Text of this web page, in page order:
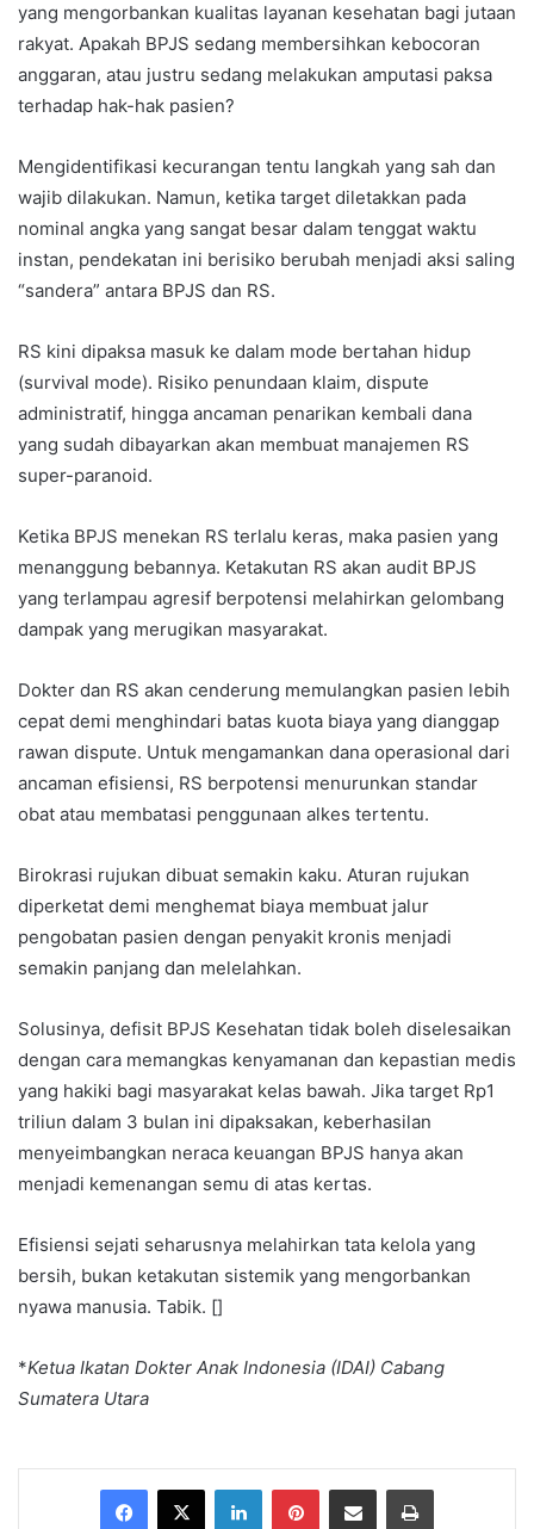
yang mengorbankan kualitas layanan kesehatan bagi jutaan
rakyat. Apakah BPJS sedang membersihkan kebocoran
anggaran, atau justru sedang melakukan amputasi paksa
terhadap hak-hak pasien?
Mengidentifikasi kecurangan tentu langkah yang sah dan
wajib dilakukan. Namun, ketika target diletakkan pada
nominal angka yang sangat besar dalam tenggat waktu
instan, pendekatan ini berisiko berubah menjadi aksi saling
“sandera” antara BPJS dan RS.
RS kini dipaksa masuk ke dalam mode bertahan hidup
(survival mode). Risiko penundaan klaim, dispute
administratif, hingga ancaman penarikan kembali dana
yang sudah dibayarkan akan membuat manajemen RS
super-paranoid.
Ketika BPJS menekan RS terlalu keras, maka pasien yang
menanggung bebannya. Ketakutan RS akan audit BPJS
yang terlampau agresif berpotensi melahirkan gelombang
dampak yang merugikan masyarakat.
Dokter dan RS akan cenderung memulangkan pasien lebih
cepat demi menghindari batas kuota biaya yang dianggap
rawan dispute. Untuk mengamankan dana operasional dari
ancaman efisiensi, RS berpotensi menurunkan standar
obat atau membatasi penggunaan alkes tertentu.
Birokrasi rujukan dibuat semakin kaku. Aturan rujukan
diperketat demi menghemat biaya membuat jalur
pengobatan pasien dengan penyakit kronis menjadi
semakin panjang dan melelahkan.
Solusinya, defisit BPJS Kesehatan tidak boleh diselesaikan
dengan cara memangkas kenyamanan dan kepastian medis
yang hakiki bagi masyarakat kelas bawah. Jika target Rp1
triliun dalam 3 bulan ini dipaksakan, keberhasilan
menyeimbangkan neraca keuangan BPJS hanya akan
menjadi kemenangan semu di atas kertas.
Efisiensi sejati seharusnya melahirkan tata kelola yang
bersih, bukan ketakutan sistemik yang mengorbankan
nyawa manusia. Tabik. []
*Ketua Ikatan Dokter Anak Indonesia (IDAI) Cabang
Sumatera Utara
Facebook
X LinkedInPinterestShare via Email Print